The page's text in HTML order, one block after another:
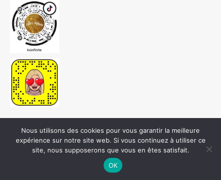
©2020 Conception :
Nous utilisons des cookies pour vous garantir la meilleure
expérience sur notre site web. Si vous continuez à utiliser ce
site, nous supposerons que vous en êtes satisfait.
OK